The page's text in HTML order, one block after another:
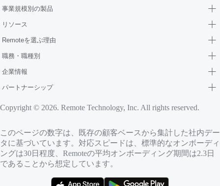
事業規模別の製品
リソース
Remoteを選ぶ理由
職務・職種別
企業情報
パートナーシップ
Copyright © 2026. Remote Technology, Inc. All rights reserved.
このページの数字は、既存の顧客ベースから集計した社内デー
タに基づいています。対応スピードは、標準的なオンボーディ
ングは30日程度、Remoteの平均オンボーディング期間は2.3日
であることから想定しています。